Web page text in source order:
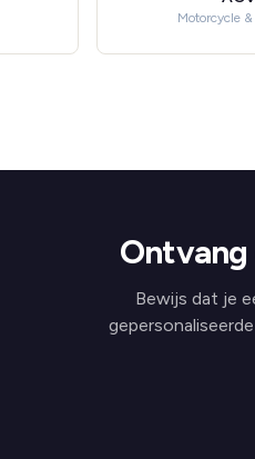
Motorcycle
Bewijs dat je